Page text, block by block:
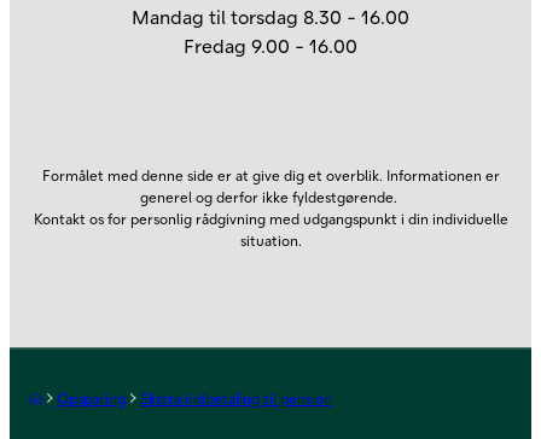
Mandag til torsdag 8.30 - 16.00
Fredag 9.00 - 16.00
Formålet med denne side er at give dig et overblik. Informationen er
generel og derfor ikke fyldestgørende.
Kontakt os for personlig rådgivning med udgangspunkt i din individuelle
situation.
Forside
Opsparing Ekstra indbetaling til pension